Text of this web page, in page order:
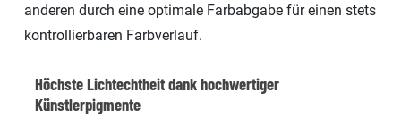
anderen durch eine optimale Farbabgabe für einen stets
kontrollierbaren Farbverlauf.
Höchste Lichtechtheit dank hochwertiger
Künstlerpigmente